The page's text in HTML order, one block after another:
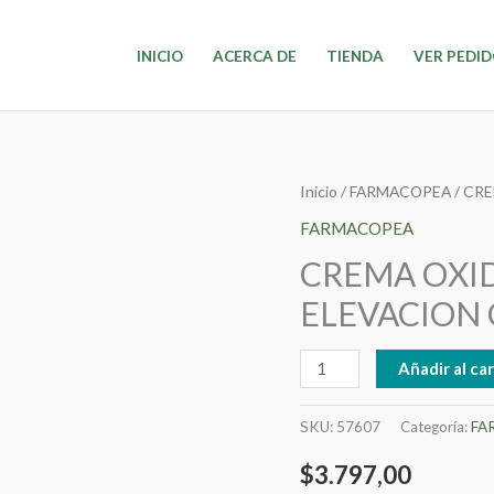
INICIO ACERCA DE TIENDA VER
Inicio /FARMACOPEA/
FARMACOPEA
CREMA
CREMA
OXIDANTE
VOL
950cc
COD:
09-
24
cantidad
Añadir al
SKU: 57607 Categoría:
$3.797,00